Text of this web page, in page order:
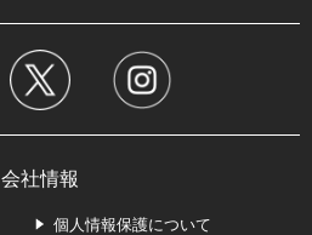
会社情報
個人情報保護について